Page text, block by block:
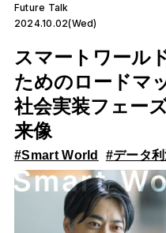
Future Talk
2024.10.02(Wed)
スマートワール
ためのロードマ
社会実装フェー
来像
#Smart World #データ利